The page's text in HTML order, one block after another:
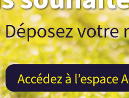
600 m² 3
AJP Immobilier Lège-Cap-Ferret